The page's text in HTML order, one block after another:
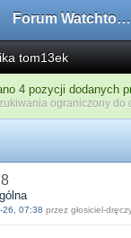
Forum Watchtower
tom13ek
4 pozycji dodanych
ograniczony do
26, 07:38 przez głosiciel-